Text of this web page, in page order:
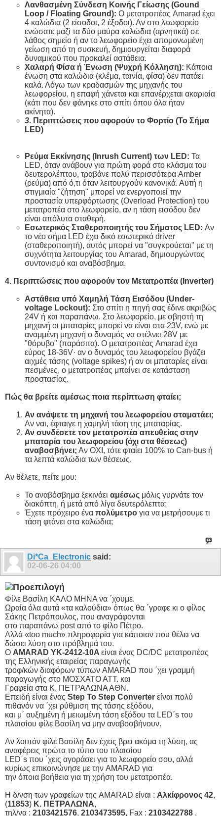
Λανθασμένη Σύνδεση Κοινής Γείωσης (Gound
Loop / Floating Ground): Ο μετατροπέας Amarad έχει
4 καλώδια (2 είσοδοι, 2 έξοδοι). Αν στο λεωφορείο
ενώσατε μαζί τα δύο μαύρα καλώδια (αρνητικά) σε
λάθος σημείο ή αν το λεωφορείο έχει απομονωμένη
γείωση από τη συσκευή, δημιουργείται διαφορά
δυναμικού που προκαλεί αστάθεια.
Χαλαρή Φίσα ή Ένωση (Ψυχρή Κόλληση): Κάποια
ένωση στα καλώδια (κλέμα, ταινία, φίσα) δεν πατάει
καλά. Λόγω των κραδασμών της μηχανής του
λεωφορείου, η επαφή χάνεται και επανέρχεται ακαριαία
(κάτι που δεν φάνηκε στο σπίτι όπου όλα ήταν
ακίνητα).
3. Περιπτώσεις που αφορούν το Φορτίο (Το Σήμα
LED)
Ρεύμα Εκκίνησης (Inrush Current) των LED: Τα
LED, όταν ανάβουν για πρώτη φορά στο κλάσμα του
δευτερολέπτου, τραβάνε πολύ περισσότερα Amber
(ρεύμα) από ό,τι όταν λειτουργούν κανονικά. Αυτή η
στιγμιαία "ζήτηση" μπορεί να ενεργοποιεί την
προστασία υπερφόρτωσης (Overload Protection) του
μετατροπέα στο λεωφορείο, αν η τάση εισόδου δεν
είναι απόλυτα σταθερή.
Εσωτερικός Σταθεροποιητής του Σήματος LED: Αν
το νέο σήμα LED έχει δικό εσωτερικό driver
(σταθεροποιητή), αυτός μπορεί να "συγκρούεται" με τη
συχνότητα λειτουργίας του Amarad, δημιουργώντας
συντονισμό και αναβόσβημα.
4. Περιπτώσεις που αφορούν τον Μετατροπέα (Inverter)
Αστάθεια υπό Χαμηλή Τάση Εισόδου (Under-
voltage Lockout): Στο σπίτι η πηγή σας έδινε ακριβώς
24V ή και παραπάνω. Στο λεωφορείο, με σβηστή τη
μηχανή οι μπαταρίες μπορεί να είναι στα 23V, ενώ με
αναμμένη μηχανή ο δυναμός να στέλνει 28V με
"θόρυβο" (παράσιτα). Ο μετατροπέας Amarad έχει
εύρος 18-36V· αν ο δυναμός του λεωφορείου βγάζει
αιχμές τάσης (voltage spikes) ή αν οι μπαταρίες είναι
πεσμένες, ο μετατροπέας μπαίνει σε κατάσταση
προστασίας.
Πώς θα βρείτε αμέσως ποια περίπτωση φταίει;
Αν ανάψετε τη μηχανή του λεωφορείου σταματάει;
Αν ναι, έφταιγε η χαμηλή τάση της μπαταρίας.
Αν συνδέσετε τον μετατροπέα απευθείας στην
μπαταρία του λεωφορείου (όχι στα θέσεως)
αναβοσβήνει; Αν ΟΧΙ, τότε φταίει 100% το Can-bus ή
τα λεπτά καλώδια των θέσεως.
Αν θέλετε, πείτε μου:
Το αναβόσβημα ξεκινάει αμέσως μόλις γυρνάτε τον
διακόπτη, ή μετά από λίγα δευτερόλεπτα;
Έχετε πρόχειρο ένα πολύμετρο για να μετρήσουμε τι
τάση φτάνει στα καλώδια;
Di*Ca_Electronic said:
02-06-26 04:00
Φίλε Βασίλη ΚΑΛΟ ΜΗΝΑ να ΄χουμε.
Ωραία όλα αυτά «τα καλούδια» όπως θα ΄γραφε κι ο φίλος
Σάκης Πετρόπουλος, που αναγράφονται
στο παραπάνω post από το φίλο Πέτρο.
Αλλά «too much» πληροφορία για κάποιον που θέλει να
δώσει λύση στο πρόβλημά του.
Ο AMARAD YK-2412-10A είναι ένας DC/DC μετατροπέας
της Ελληνικής εταιρείας παραγωγής
τροφ/κών διαφόρων τύπων AMARAD που ΄χει γραμμή
παραγωγής στο ΜΟΣΧΑΤΟ ΑΤΤ. και
Γραφεία στα Κ. ΠΕΤΡΑΛΩΝΑ ΑΘΝ.
Επειδή είναι ένας Step To Step Converter είναι πολύ
πιθανόν να ΄χει ρύθμιση της τάσης εξόδου,
και μ΄ αυξημένη ή μειωμένη τάση εξόδου τα LED΄s του
πλαισίου φίλε Βασίλη να μην αναβοσβήνουν.
Αν λοιπόν φίλε Βασίλη δεν έχεις βρει ακόμα τη λύση, ας
αναφέρεις πρώτα το τύπο του πλαισίου
LED΄s που ΄χεις αγοράσει για το λεωφορείο σου, αλλά
κυρίως επικοινώνησε με την AMARAD για
την όποια βοήθεια για τη χρήση του μετατροπέα.
Η δ/νση των γραφείων της AMARAD είναι : Αλκίφρονος 42,
(11853) Κ. ΠΕΤΡΑΛΩΝΑ,
τηλ/να : 2103421576, 2103473595, Fax : 2103422788 .